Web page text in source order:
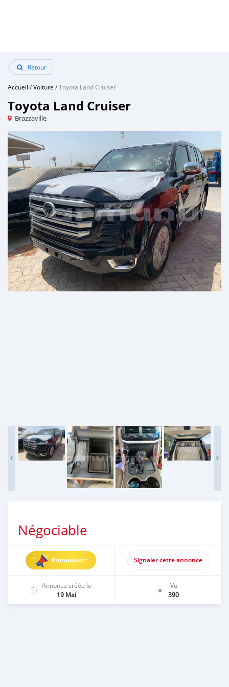
Retour
Accueil /Voiture /Toyota Land Cruiser
Toyota Land Cruiser
Brazzaville
Négociable
Promouvoir Signaler cette annonce
Annonce créée le
19 Mai
Vu
390